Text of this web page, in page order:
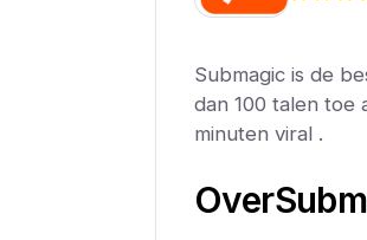
Submagic is de
dan 100 talen toe
minuten viral .
Over